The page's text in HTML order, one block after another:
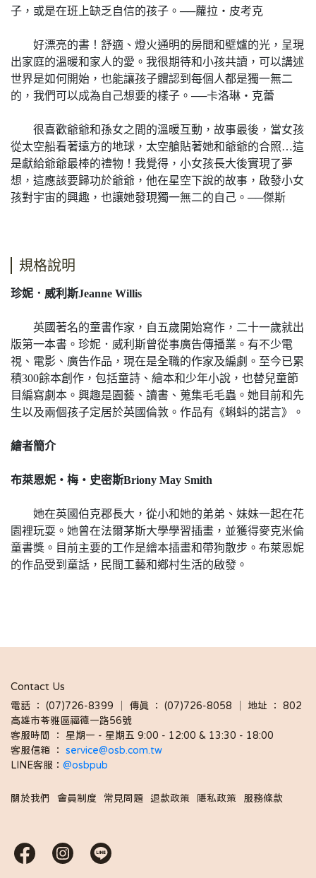
子，或是在班上缺乏自信的孩子。──蘿拉‧皮考克
好漂亮的書！舒適、燈火通明的房間和壁爐的光，呈現
出家庭的溫暖和家人的愛。我很期待和小孩共讀，可以講述
世界是如何開始，也能讓孩子體認到每個人都是獨一無二
的，我們可以成為自己想要的樣子。──卡洛琳‧克蕾
很喜歡爺爺和孫女之間的溫暖互動，故事最後，當女孩
從太空船看著遠方的地球，太空艙貼著她和爺爺的合照…這
是獻給爺爺最棒的禮物！我覺得，小女孩長大後實現了夢
想，這應該要歸功於爺爺，他在星空下說的故事，啟發小女
孩對宇宙的興趣，也讓她發現獨一無二的自己。──傑斯
規格說明
珍妮．威利斯Jeanne Willis
英國著名的童書作家，自五歲開始寫作，二十一歲就出
版第一本書。珍妮．威利斯曾從事廣告傳播業。有不少電
視、電影、廣告作品，現在是全職的作家及編劇。至今已累
積300餘本創作，包括童詩、繪本和少年小說，也替兒童節
目編寫劇本。興趣是園藝、讀書、蒐集毛毛蟲。她目前和先
生以及兩個孩子定居於英國倫敦。作品有《蝌蚪的諾言》。
繪者簡介
布萊恩妮‧梅‧史密斯Briony May Smith
她在英國伯克郡長大，從小和她的弟弟、妹妹一起在花
園裡玩耍。她曾在法爾茅斯大學學習插畫，並獲得麥克米倫
童書獎。目前主要的工作是繪本插畫和帶狗散步。布萊恩妮
的作品受到童話，民間工藝和鄉村生活的啟發。
Contact Us
電話 ： (07)726-8399 │ 傳真 ： (07)726-8058 │ 地址 ： 802
高雄市苓雅區福德一路56號
客服時間 ： 星期一 - 星期五 9:00 - 12:00 & 13:30 - 18:00
客服信箱 ： service@osb.com.tw
LINE客服： @osbpub
關於我們 會員制度 常見問題 退款政策 隱私政策 服務條款